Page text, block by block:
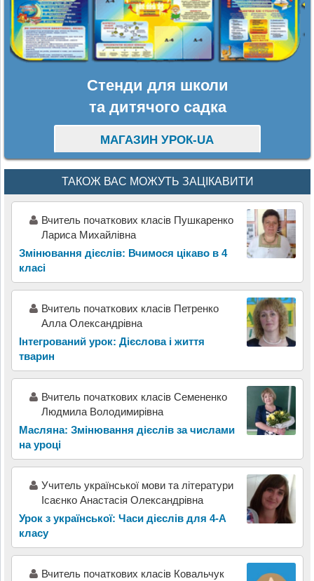
Стенди для школи
та дитячого садка
МАГАЗИН УРОК-UA
ТАКОЖ ВАС МОЖУТЬ ЗАЦІКАВИТИ
Вчитель початкових класів Пушкаренко
Лариса Михайлівна
Змінювання дієслів: Вчимося цікаво в 4
класі
Вчитель початкових класів Петренко
Алла Олександрівна
Інтегрований урок: Дієслова і життя
тварин
Вчитель початкових класів Семененко
Людмила Володимирівна
Масляна: Змінювання дієслів за числами
на уроці
Учитель української мови та літератури
Ісаєнко Анастасія Олександрівна
Урок з української: Часи дієслів для 4-А
класу
Вчитель початкових класів Ковальчук